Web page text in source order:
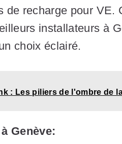
de recharge pour VE.
installateurs à
choix éclairé.
: Les piliers de l'ombre de
Genève: